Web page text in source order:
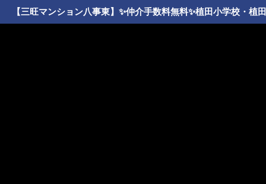
【三旺マンション八事東】✨️仲介手数料無料✨️植田小学校・植